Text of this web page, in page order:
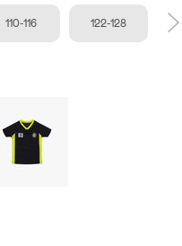
110-116 122-128